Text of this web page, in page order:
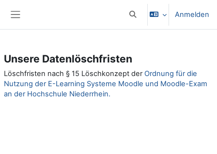
Sucheingabe umschalten
Anmelden
Unsere Datenlöschfristen
Löschfristen nach § 15 Löschkonzept der Ordnung für die
Nutzung der E-Learning Systeme Moodle und Moodle-Exam
an der Hochschule Niederrhein.